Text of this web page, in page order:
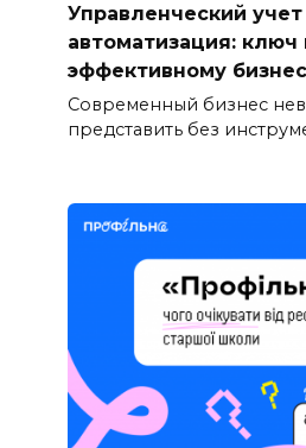
Управленческий учет
автоматизация: ключ
эффективному
Современный бизнес
представить без